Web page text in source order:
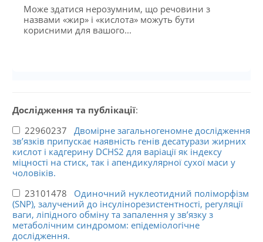
Може здатися нерозумним, що речовини з
назвами «жир» і «кислота» можуть бути
корисними для вашого...
Дослідження та публікації:
22960237 Двомірне загальногеномне дослідження
зв’язків припускає наявність генів десатурази жирних
кислот і кадгерину DCHS2 для варіації як індексу
міцності на стиск, так і апендикулярної сухої маси у
чоловіків.
23101478 Одиночний нуклеотидний поліморфізм
(SNP), залучений до інсулінорезистентності, регуляції
ваги, ліпідного обміну та запалення у зв’язку з
метаболічним синдромом: епідеміологічне
дослідження.